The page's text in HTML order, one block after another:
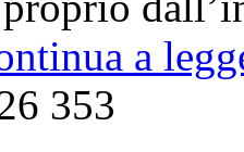
a
353